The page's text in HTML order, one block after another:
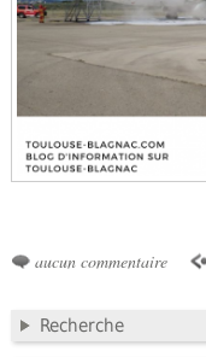
aucun commentaire
Recherche